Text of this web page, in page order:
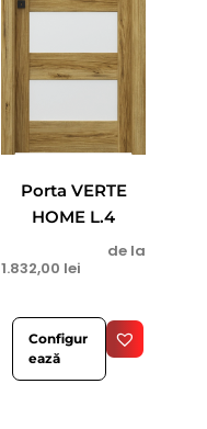
Porta VERTE
HOME L.4
de la
1.832,00 lei
Configur
ează